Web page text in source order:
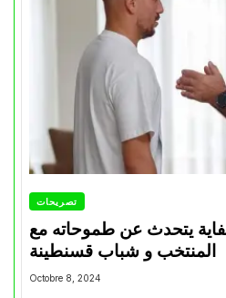
تصريحات
يتحدث عن طموحاته مع
المنتخب و شباب قسنطينة
Octobre 8, 2024